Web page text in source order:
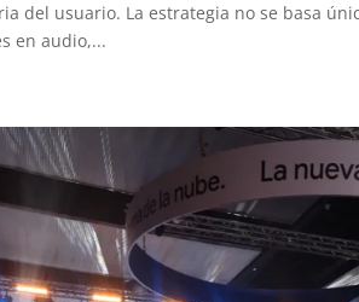
del usuario. La estrategia no se basa
en audio,...